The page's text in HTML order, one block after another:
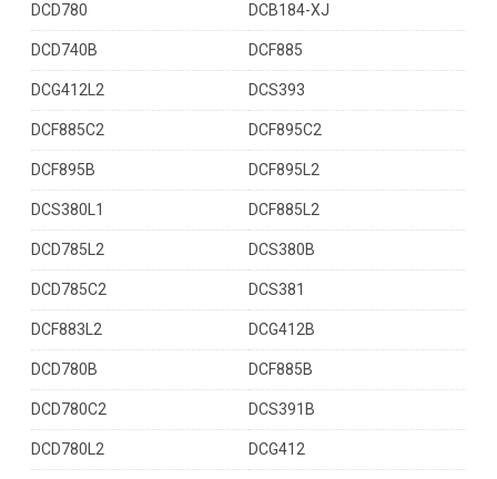
DCD780 DCB184-XJ
DCD740B DCF885
DCG412L2 DCS393
DCF885C2 DCF895C2
DCF895B DCF895L2
DCS380L1 DCF885L2
DCD785L2 DCS380B
DCD785C2 DCS381
DCF883L2 DCG412B
DCD780B DCF885B
DCD780C2 DCS391B
DCD780L2 DCG412